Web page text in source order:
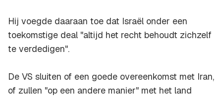
Hij voegde daaraan toe dat Israël onder een
toekomstige deal "altijd het recht behoudt zichzelf
te verdedigen".
De VS sluiten of een goede overeenkomst met Iran,
of zullen "op een andere manier" met het land